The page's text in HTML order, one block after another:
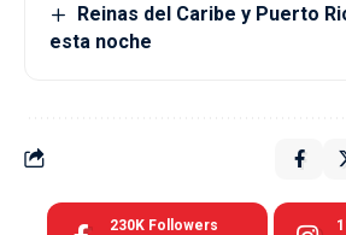
Reinas del Caribe y Puerto
esta noche
230K Followers